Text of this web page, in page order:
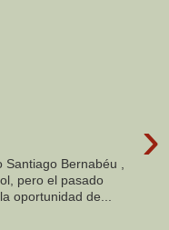
›
Bernabéu ,
pero el pasado
oportunidad de...